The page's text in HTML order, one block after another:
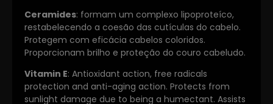
Ceramides: formam um complexo lipoproteíco,
restabelecendo a coesão das cutículas do cabelo.
Protegem com eficácia cabelos coloridos.
Proporcionam brilho e proteção do couro cabeludo.
Vitamin E: Antioxidant action, free radicals
protection and anti-aging action. Protects from
sunlight damage due to being a humectant. Assists